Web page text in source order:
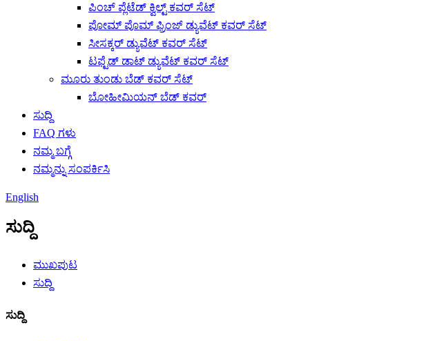
ಪಿಂಚ್ ಪ್ಲೆಟೆಡ್ ಕ್ವಿಲ್ಟ್ ಕವರ್ ಸೆಟ್
ಪೋಮ್ ಪೊಮ್ ಫ್ರಿಂಜ್ ಡ್ಯುವೆಟ್ ಕವರ್ ಸೆಟ್
ಸೀಸಕ್ಕರ್ ಡ್ಯುವೆಟ್ ಕವರ್ ಸೆಟ್
ಟಫ್ಟೆಡ್ ಡಾಟ್ ಡ್ಯುವೆಟ್ ಕವರ್ ಸೆಟ್
ಮೂರು ತುಂಡು ಬೆಡ್ ಕವರ್ ಸೆಟ್
ಬೋಹೀಮಿಯನ್ ಬೆಡ್ ಕವರ್
ಸುದ್ದಿ
FAQ ಗಳು
ನಮ್ಮ ಬಗ್ಗೆ
ನಮ್ಮನ್ನು ಸಂಪರ್ಕಿಸಿ
English
ಸುದ್ದಿ
ಮುಖಪುಟ
ಸುದ್ದಿ
ಸುದ್ದಿ